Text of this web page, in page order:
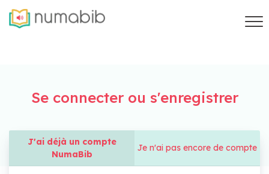
Se connecter ou s'enregistrer
J'ai déjà un compte
NumaBib
Je n'ai pas encore de compte